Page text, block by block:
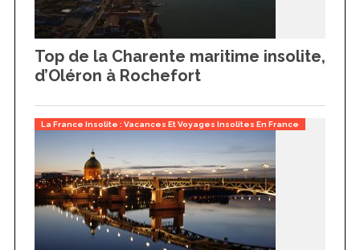
Top de la Charente maritime insolite,
d’Oléron à Rochefort
La France Insolite : Vacances Et Voyages Insolites En France